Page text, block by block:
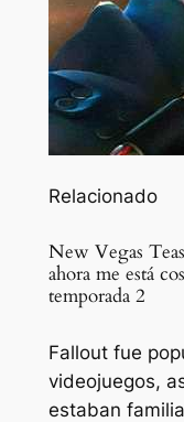
Relacionado
New Vegas
ahora me está
temporada 2
Fallout fue
videojuegos,
estaban